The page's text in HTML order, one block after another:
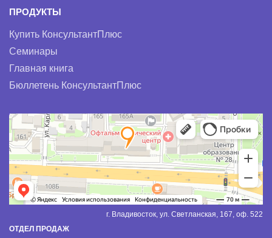
ПРОДУКТЫ
Купить КонсультантПлюс
Семинары
Главная книга
Бюллетень КонсультантПлюс
г. Владивосток, ул. Светланская, 167, оф. 522
ОТДЕЛ ПРОДАЖ